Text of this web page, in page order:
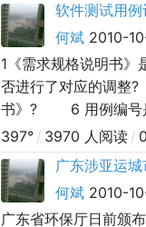
软件测试用
何斌 2010-
1《需求规格说明书
否进行了对应的调
书》? 6 用例编号
用例设计是否包含了
397° / 3970 人阅读 /
广东涉亚运
何斌 2010-
广东省环保厅日前颁